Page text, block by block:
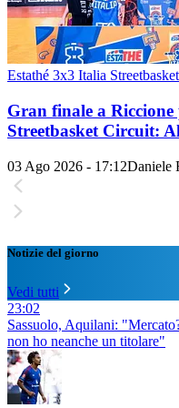
Estathé 3x3 Italia
Gran finale a
Streetbasket Circuit:
03 Ago 2026 - 17:12Daniele
Notizie del giorno
Vedi tutti
23:02
Sassuolo, Aquilani:
non ho neanche un titolare"